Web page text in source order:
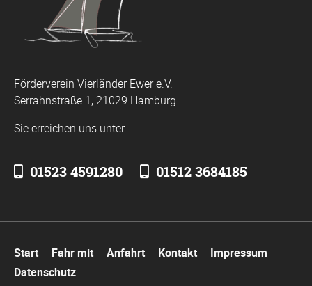
Förderverein Vierländer Ewer e.V.
Serrahnstraße 1, 21029 Hamburg
Sie erreichen uns unter
01523 4591280 01512 3684185
überspringen
Start Fahr mit Anfahrt Kontakt
Impressum
Datenschutz